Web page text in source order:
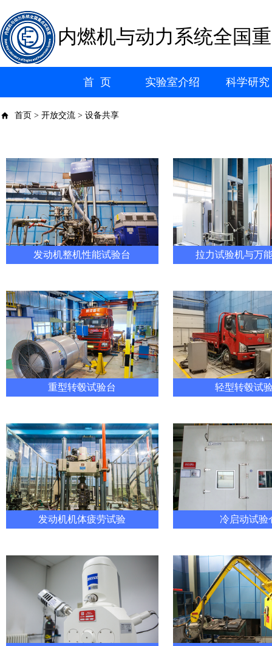
内燃机与动力系统全国
首 页 实验室介绍 科学研究
首页 > 开放交流 > 设备共享
发动机整机性能试验台 拉力试验机与万
重型转毂试验台 轻型转毂试
发动机机体疲劳试验 冷启动试验